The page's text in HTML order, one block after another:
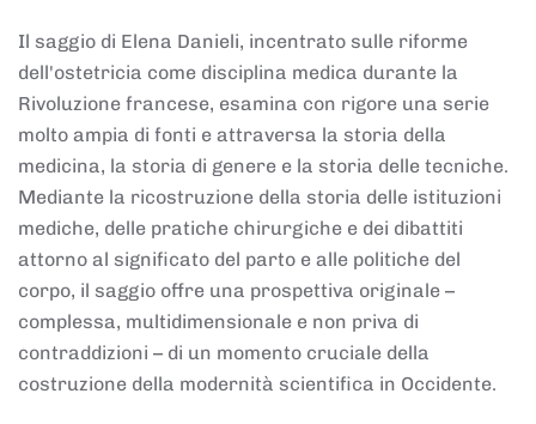
Il saggio di Elena Danieli, incentrato sulle riforme
dell'ostetricia come disciplina medica durante la
Rivoluzione francese, esamina con rigore una serie
molto ampia di fonti e attraversa la storia della
medicina, la storia di genere e la storia delle tecniche.
Mediante la ricostruzione della storia delle istituzioni
mediche, delle pratiche chirurgiche e dei dibattiti
attorno al significato del parto e alle politiche del
corpo, il saggio offre una prospettiva originale –
complessa, multidimensionale e non priva di
contraddizioni – di un momento cruciale della
costruzione della modernità scientifica in Occidente.